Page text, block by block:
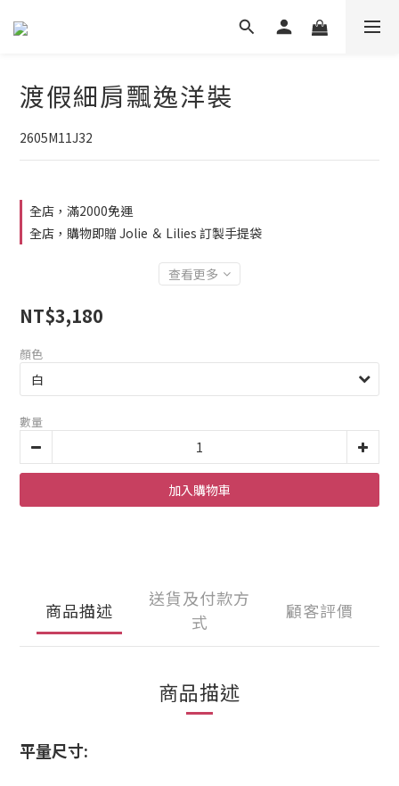
渡假細肩飄逸洋裝
2605M11J32
全店，滿2000免運
全店，購物即贈 Jolie ＆ Lilies 訂製手提袋
查看更多
NT$3,180
顏色
數量
加入購物車
商品描述
送貨及付款方
式
顧客評價
商品描述
平量尺寸: